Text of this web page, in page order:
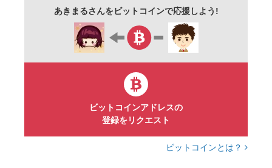
あきまるさんをビットコインで応援しよう!
ビットコインアドレスの
登録をリクエスト
ビットコインとは？